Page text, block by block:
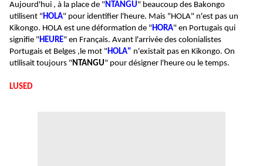
Aujourd'hui , à la place de "NTANGU" beaucoup des Bakongo
utilisent "HOLA" pour identifier l'heure. Mais "HOLA" n'est pas un
Kikongo. HOLA est une déformation de "HORA" en Portugais qui
signifie "HEURE" en Français. Avant l'arrivée des colonialistes
Portugais et Belges ,le mot "HOLA" n'existait pas en Kikongo. On
utilisait toujours "NTANGU" pour désigner l'heure ou le temps.
LUSED